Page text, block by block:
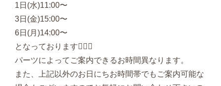
1日(水)11:00〜
3日(金)15:00〜
6日(月)14:00〜
となっております💁🏻‍♀‍
パーツによってご案内できるお時間異なります。
また、上記以外のお日にちお時間帯でもご案内可能な